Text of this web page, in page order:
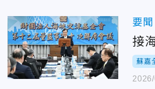
要聞
接
蘇嘉